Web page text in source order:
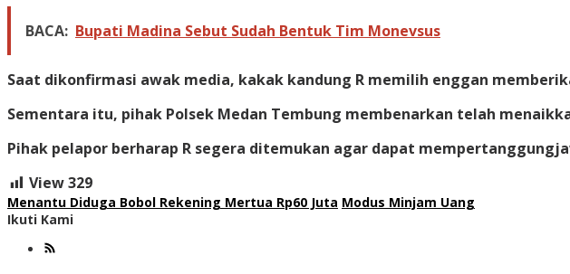
BACA: Bupati Madina Sebut Sudah Bentuk Tim Monevsus
Saat dikonfirmasi awak media, kakak kandung R memilih enggan
Sementara itu, pihak Polsek Medan Tembung membenarkan telah
Pihak pelapor berharap R segera ditemukan agar dapat
View329
Menantu Diduga Bobol Rekening Mertua Rp60 Juta Modus Minjam Uang
Ikuti Kami